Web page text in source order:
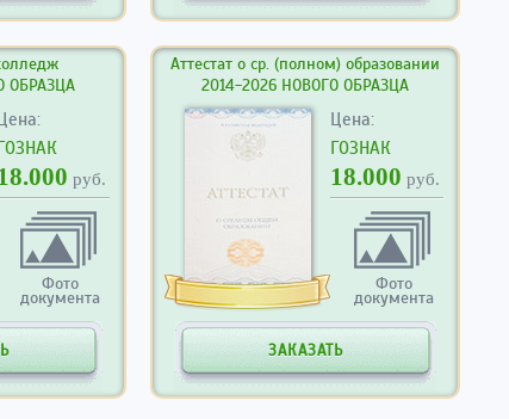
ОБРАЗЦА
руб.
Фото
документа
Аттестат о ср. (полном) образовании
2014-2026 НОВОГО ОБРАЗЦА
Цена:
ГОЗНАК
18.000 руб.
Фото
документа
ЗАКАЗАТЬ